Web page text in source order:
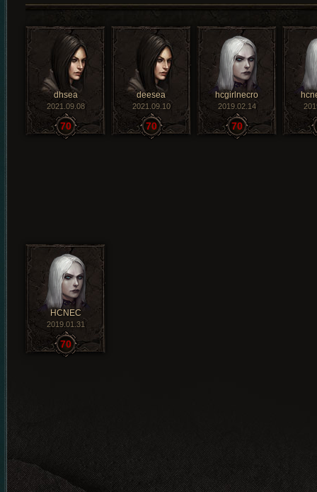
dhsea
2021.09.08
70
deesea
2021.09.10
70
hcgirlnecro
2019.02.14
70
HCNEC
2019.01.31
70